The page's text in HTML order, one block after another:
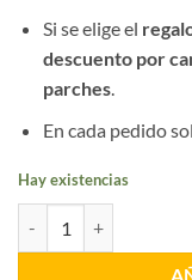
Si se elige el
descuento por
parches.
En cada pedido
Hay existencias